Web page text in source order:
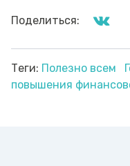
Поделиться:
Теги: Полезно всем
повышения